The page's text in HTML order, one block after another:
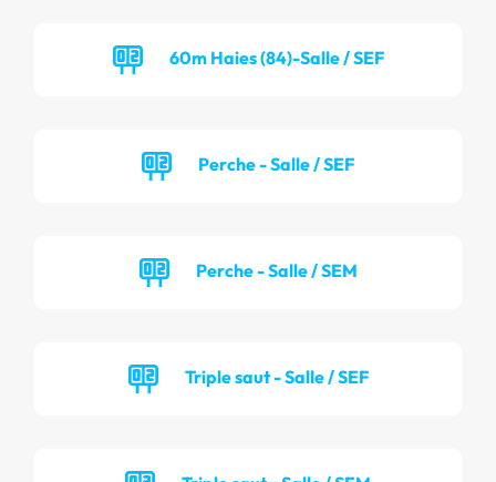
60m Haies (84)-Salle / SEF
Perche - Salle / SEF
Perche - Salle / SEM
Triple saut - Salle / SEF